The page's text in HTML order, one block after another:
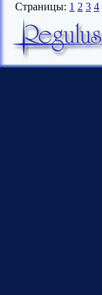
Страницы: 1 2 3 4